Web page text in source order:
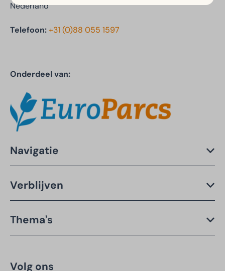
Nederland
Telefoon:+31 (0)88 055 1597
Onderdeel van:
Navigatie
Verblijven
Thema's
Volg ons